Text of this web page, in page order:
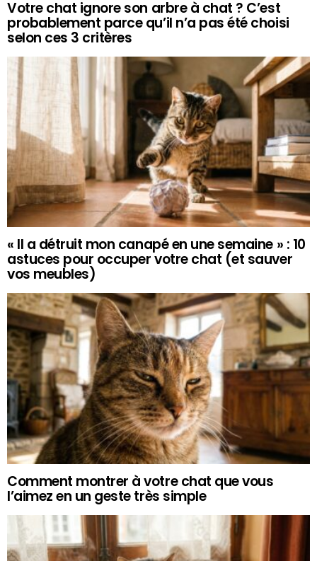
Votre chat ignore son arbre à chat ? C’est
probablement parce qu’il n’a pas été choisi
selon ces 3 critères
« Il a détruit mon canapé en une semaine » : 10
astuces pour occuper votre chat (et sauver
vos meubles)
Comment montrer à votre chat que vous
l’aimez en un geste très simple